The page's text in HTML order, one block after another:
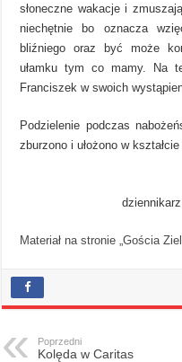
słoneczne wakacje i
niechętnie bo oznacza
bliźniego oraz być może
ułamku tym co mamy. Na
Franciszek w swoich
Podzielenie podczas
zburzono i ułożono w kształcie
Materiał na stronie „Gościa
Poprzedni
Kolęda w Caritas